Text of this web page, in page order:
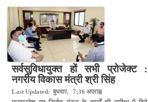
सर्वसुविधायुक्त हों सभी प्रोजेक्ट :
नगरीय विकास मंत्री श्री सिंह
Last Updated: बुधवार, 7:36 अपराह्न